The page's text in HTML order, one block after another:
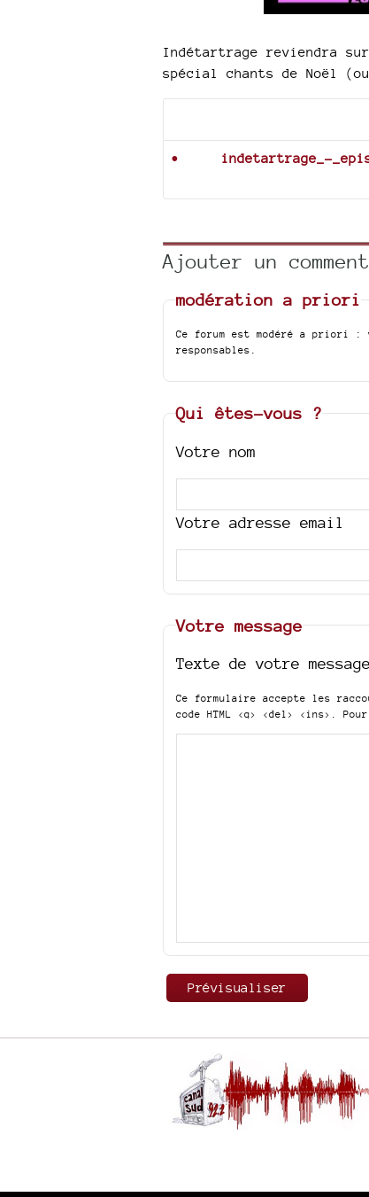
Indétartrage reviendra
spécial chants de Noël
indetartrage_-
Ajouter un
modération a priori
Ce forum est modéré a priori
responsables.
Qui êtes-vous ?
Votre nom
Votre adresse email
Votre message
Texte de votre
Ce formulaire accepte les
code HTML <q> <del> <ins> .